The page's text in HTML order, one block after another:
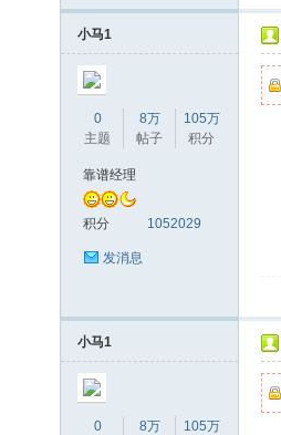
小马1
0
主题
8万
帖子
105万
积分
靠谱经理
积分 1052029
发消息
小马1
0
8万
105万